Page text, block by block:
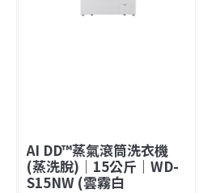
AI DD™蒸氣滾筒洗衣機
(蒸洗脫)｜15公斤｜WD-
S15NW (雲霧白